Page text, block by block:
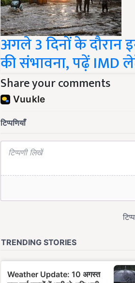
अगले 3 दिनों के दौरान
की संभावना, पढ़ें IMD
Share your comments